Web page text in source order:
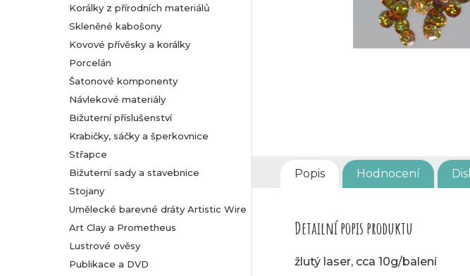
n
n
í
p
a
n
e
l
Korálky z přírodních materiálů
Skleněné kabošony
Kovové přívěsky a korálky
Porcelán
Šatonové komponenty
Návlekové materiály
Bižuterní příslušenství
Krabičky, sáčky a šperkovnice
Střapce
Bižuterní sady a stavebnice
Stojany
Umělecké barevné dráty Artistic Wire
Art Clay a Prometheus
Lustrové ověsy
Publikace a DVD
Popis Hodnocení
Detailní popis produktu
žlutý laser, cca 10g/balení